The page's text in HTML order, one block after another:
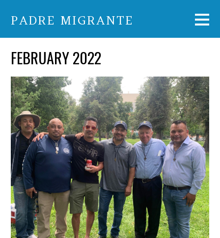
PADRE MIGRANTE
FEBRUARY 2022